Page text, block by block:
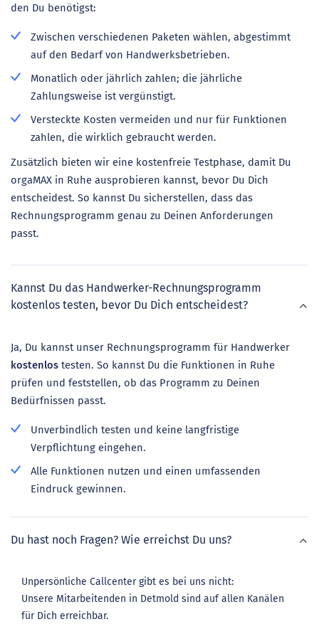
den Du benötigst:
Zwischen verschiedenen Paketen wählen, abgestimmt
auf den Bedarf von Handwerksbetrieben.
Monatlich oder jährlich zahlen; die jährliche
Zahlungsweise ist vergünstigt.
Versteckte Kosten vermeiden und nur für Funktionen
zahlen, die wirklich gebraucht werden.
Zusätzlich bieten wir eine kostenfreie Testphase, damit Du
orgaMAX in Ruhe ausprobieren kannst, bevor Du Dich
entscheidest. So kannst Du sicherstellen, dass das
Rechnungsprogramm genau zu Deinen Anforderungen
passt.
Kannst Du das Handwerker-Rechnungsprogramm
kostenlos testen, bevor Du Dich entscheidest?
Ja, Du kannst unser Rechnungsprogramm für Handwerker
kostenlos testen. So kannst Du die Funktionen in Ruhe
prüfen und feststellen, ob das Programm zu Deinen
Bedürfnissen passt.
Unverbindlich testen und keine langfristige
Verpflichtung eingehen.
Alle Funktionen nutzen und einen umfassenden
Eindruck gewinnen.
Du hast noch Fragen? Wie erreichst Du uns?
Unpersönliche Callcenter gibt es bei uns nicht:
Unsere Mitarbeitenden in Detmold sind auf allen Kanälen
für Dich erreichbar.